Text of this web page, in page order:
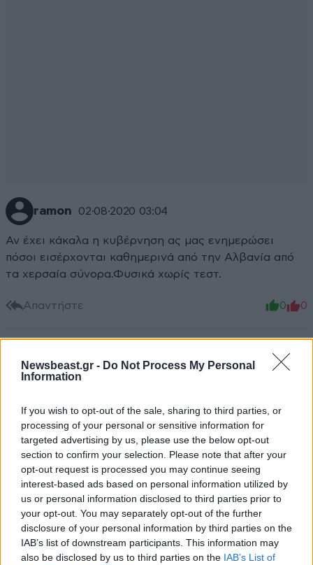
Newsbeast.gr - Do Not Process My Personal
Information
If you wish to opt-out of the sale, sharing to third parties, or
processing of your personal or sensitive information for
targeted advertising by us, please use the below opt-out
section to confirm your selection. Please note that after your
opt-out request is processed you may continue seeing
interest-based ads based on personal information utilized by
us or personal information disclosed to third parties prior to
your opt-out. You may separately opt-out of the further
disclosure of your personal information by third parties on the
IAB’s list of downstream participants. This information may
also be disclosed by us to third parties on the IAB’s List of
ramon 02·08·2020 03:04
Αν έχει κάκαλα η κυβέρνηση ας μας ενημερώσει
πόσοι εισέρχονται καθημερινά από την Αλβανία από
τα χερσαία σύνορα.Φυσικά χωρίς τεστ.
Απαντήστε 0 0
Μωρε... 02·08·2020 00:31
Απαντήστε
Ο νονος 01·08·2020 22:25
Γκουγκλάρισμα για εισιτήρια από Αμερική για Αθήνα
και θα καταλάβεις